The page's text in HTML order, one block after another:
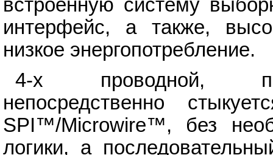
встроенную систему
интерфейс, а также,
низкое энергопотребление.
4-х проводной,
непосредственно
SPI™/Microwire™, без
логики, а